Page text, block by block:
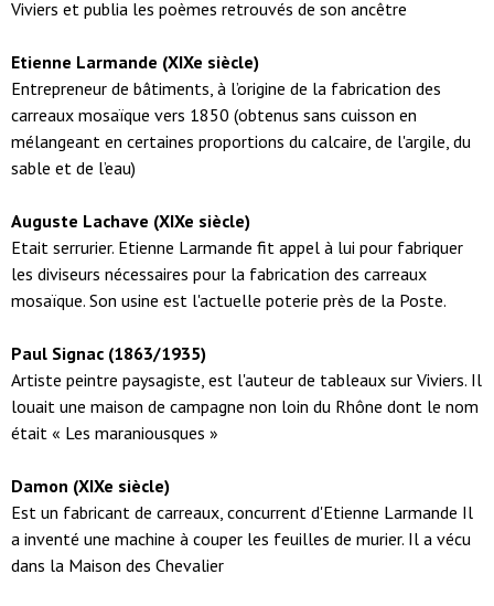
Viviers et publia les poèmes retrouvés de son ancêtre
Etienne Larmande (XIXe siècle)
Entrepreneur de bâtiments, à l’origine de la fabrication des
carreaux mosaïque vers 1850 (obtenus sans cuisson en
mélangeant en certaines proportions du calcaire, de l'argile, du
sable et de l’eau)
Auguste Lachave (XIXe siècle)
Etait serrurier. Etienne Larmande fit appel à lui pour fabriquer
les diviseurs nécessaires pour la fabrication des carreaux
mosaïque. Son usine est l'actuelle poterie près de la Poste.
Paul Signac (1863/1935)
Artiste peintre paysagiste, est l'auteur de tableaux sur Viviers. Il
louait une maison de campagne non loin du Rhône dont le nom
était « Les maraniousques »
Damon (XIXe siècle)
Est un fabricant de carreaux, concurrent d'Etienne Larmande Il
a inventé une machine à couper les feuilles de murier. Il a vécu
dans la Maison des Chevalier